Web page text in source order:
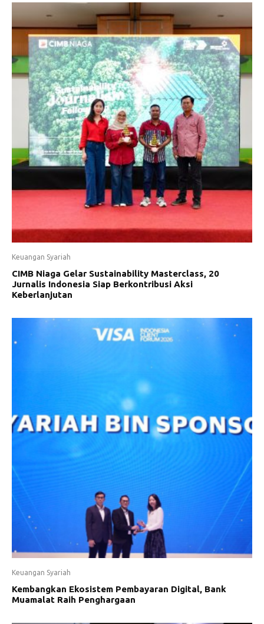
Keuangan Syariah
CIMB Niaga Gelar Sustainability Masterclass, 20
Jurnalis Indonesia Siap Berkontribusi Aksi
Keberlanjutan
Keuangan Syariah
Kembangkan Ekosistem Pembayaran Digital, Bank
Muamalat Raih Penghargaan